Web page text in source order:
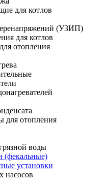
для котлов
(УЗИП)
для котлов
отопления
для отопления
воды
(фекальные)
установки
насосов